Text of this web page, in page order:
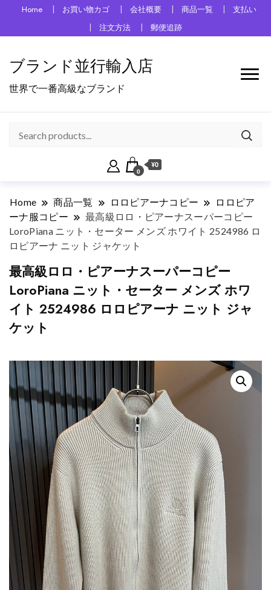
Home お買い物カゴ 会社概要 商品一覧
支払い
注文方法
郵便追跡
ブランド並行輸入店
世界で一番高級なブランド
0
¥0
Home 商品一覧 ロロピアーナコピー
ロロピア
ーナ服コピー
最高級ロロ・ピアーナスーパーコピー
LoroPiana ニット・セーター メンズ ホワイト 2524986 ロ
ロピアーナ ニット ジャケット
最高級ロロ・ピアーナスーパーコピー
LoroPiana ニット・セーター メンズ ホワ
イト 2524986 ロロピアーナ ニット ジャ
ケット